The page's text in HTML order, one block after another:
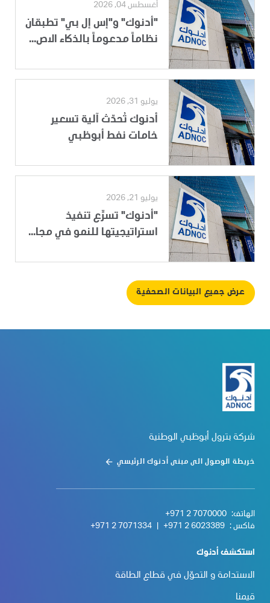
أغسطس 04, 2026
"أدنوك" و"إس إل بي" تطبقان
نظاماً مدعوماً بالذكاء الاص...
يوليو 31, 2026
أدنوك تُحدّث آلية تسعير
خامات نفط أبوظبي
يوليو 21, 2026
"أدنوك" تسرِّع تنفيذ
استراتيجيتها للنمو في مجا...
عرض جميع البيانات الصحفية
شركة بترول أبوظبي الوطنية
خريطة الوصول الى مبنى أدنوك الرئيسي
الهاتف: +971 2 7070000
فاكس : +971 2 6023389
+971 2 7071334
استكشف أدنوك
الاستدامة و التحوّل في قطاع الطاقة
قيمنا